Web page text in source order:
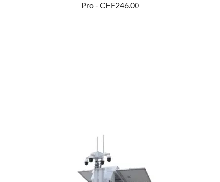
Pro - CHF246.00